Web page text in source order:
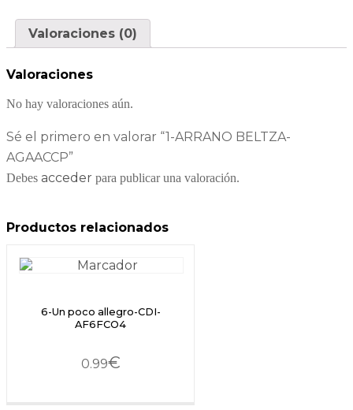
Valoraciones (0)
Valoraciones
No hay valoraciones aún.
Sé el primero en valorar “1-ARRANO BELTZA-
AGAACCP”
Debes acceder para publicar una valoración.
Productos relacionados
6-Un poco allegro-CDI-
AF6FCO4
0.99€